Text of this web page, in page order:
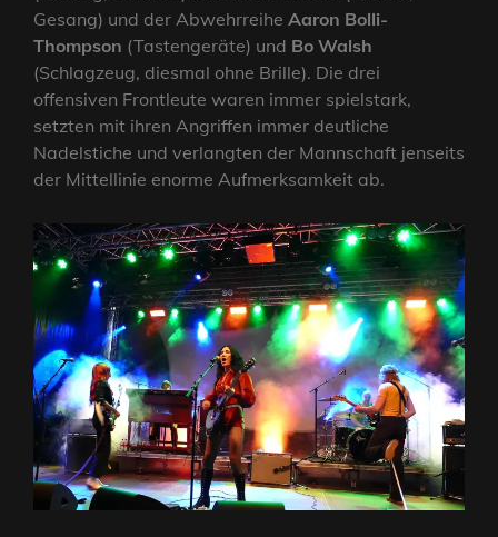
Gesang) und der Abwehrreihe Aaron Bolli-
Thompson (Tastengeräte) und Bo Walsh
(Schlagzeug, diesmal ohne Brille). Die drei
offensiven Frontleute waren immer spielstark,
setzten mit ihren Angriffen immer deutliche
Nadelstiche und verlangten der Mannschaft jenseits
der Mittellinie enorme Aufmerksamkeit ab.